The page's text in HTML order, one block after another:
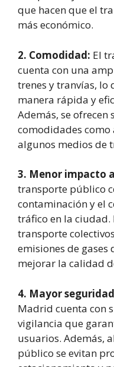
que hacen que el
más económico.
2. Comodidad: El
cuenta con una
trenes y tranvías, lo
manera rápida y
Además, se
comodidades
algunos medios de
3. Menor impacto
transporte público
contaminación y el
tráfico en la ciudad.
transporte
emisiones de gases
mejorar la calidad
4. Mayor
Madrid cuenta con
vigilancia que
usuarios. Además,
público se evitan